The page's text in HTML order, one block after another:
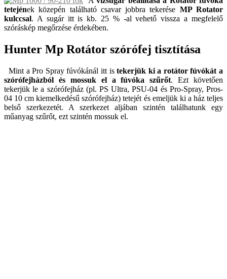
tetejének közepén található csavar jobbra tekerése MP Rotator
kulccsal. A sugár itt is kb. 25 % -al vehető vissza a megfelelő
szóráskép megőrzése érdekében.
Hunter Mp Rotátor szórófej tisztítása
Mint a Pro Spray fúvókánál itt istekerjük ki a rotátor fúvókát a
szórófejházból és mossuk el a fúvóka szűrőt. Ezt követően
tekerjük le a szórófejház (pl. PS Ultra, PSU-04 és Pro-Spray, Pros-
04 10 cm kiemelkedésű szórófejház) tetejét és emeljük ki a ház teljes
belső szerkezetét. A szerkezet aljában szintén találhatunk egy
műanyag szűrőt, ezt szintén mossuk el.